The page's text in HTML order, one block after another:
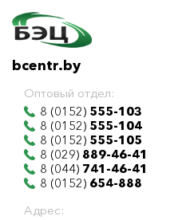
bcentr.by
Оптовый отдел:
8 (0152) 555-103
8 (0152) 555-104
8 (0152) 555-105
8 (029) 889-46-41
8 (044) 741-46-41
8 (0152) 654-888
Адрес: